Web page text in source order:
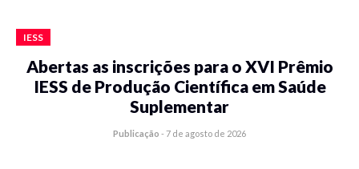
IESS
Abertas as inscrições para o XVI Prêmio
IESS de Produção Científica em Saúde
Suplementar
Publicação - 7 de agosto de 2026